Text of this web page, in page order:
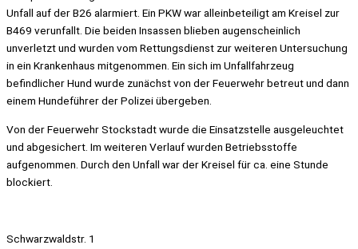
Unfall auf der B26 alarmiert. Ein PKW war alleinbeteiligt am Kreisel zur
B469 verunfallt. Die beiden Insassen blieben augenscheinlich
unverletzt und wurden vom Rettungsdienst zur weiteren Untersuchung
in ein Krankenhaus mitgenommen. Ein sich im Unfallfahrzeug
befindlicher Hund wurde zunächst von der Feuerwehr betreut und dann
einem Hundeführer der Polizei übergeben.
Von der Feuerwehr Stockstadt wurde die Einsatzstelle ausgeleuchtet
und abgesichert. Im weiteren Verlauf wurden Betriebsstoffe
aufgenommen. Durch den Unfall war der Kreisel für ca. eine Stunde
blockiert.
Schwarzwaldstr. 1